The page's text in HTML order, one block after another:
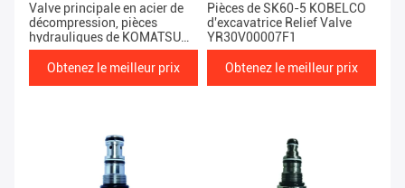
Valve principale en acier de
décompression, pièces
hydrauliques de KOMATSU
Pc220
Obtenez le meilleur prix
Pièces de SK60-5 KOBELCO
d'excavatrice Relief Valve
YR30V00007F1
Obtenez le meilleur prix